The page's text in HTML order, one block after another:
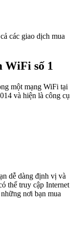
các giao dịch mua
số 1
một mạng WiFi tại
và hiện là công cụ
dễ dàng định vị và
thể truy cập Internet
nơi bạn mua